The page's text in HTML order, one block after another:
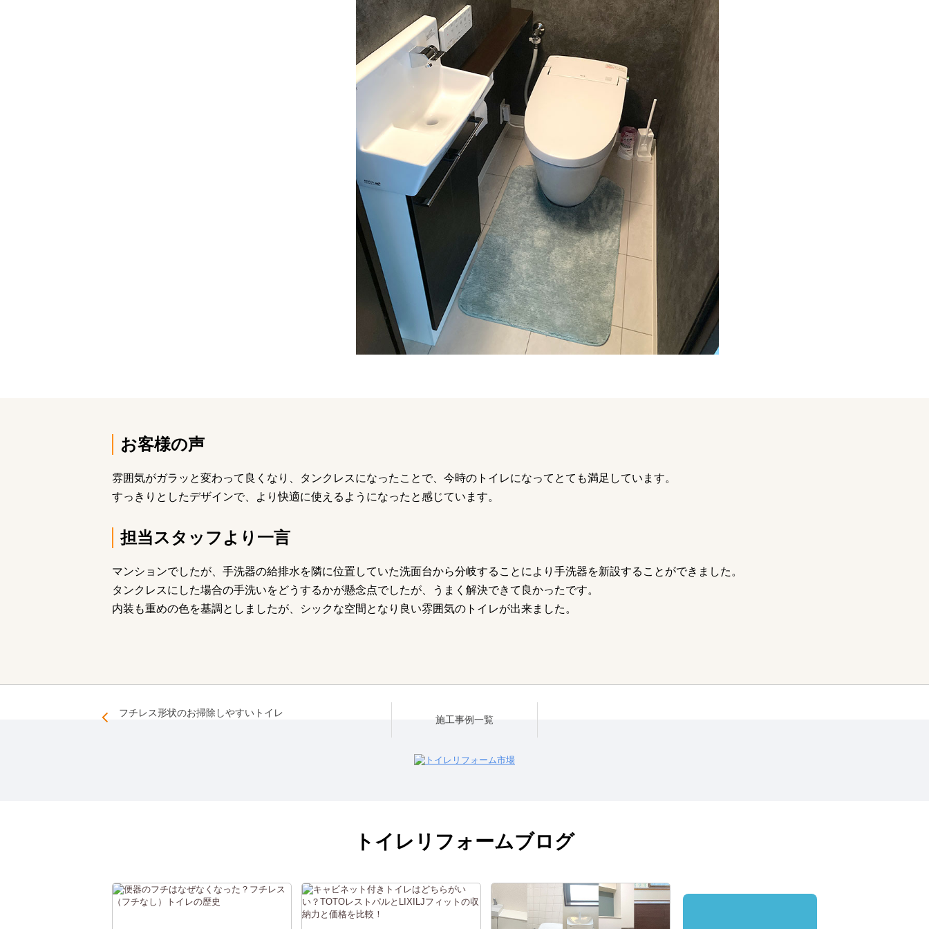
お客様の声
雰囲気がガラッと変わって良くなり、タンクレスになったことで、今時のトイレになってとても満足しています。
すっきりとしたデザインで、より快適に使えるようになったと感じています。
担当スタッフより一言
マンションでしたが、手洗器の給排水を隣に位置していた洗面台から分岐することにより手洗器を新設することができました。
タンクレスにした場合の手洗いをどうするかが懸念点でしたが、うまく解決できて良かったです。
内装も重めの色を基調としましたが、シックな空間となり良い雰囲気のトイレが出来ました。
フチレス形状のお掃除しやすいトイレ
施工事例一覧
トイレリフォームブログ